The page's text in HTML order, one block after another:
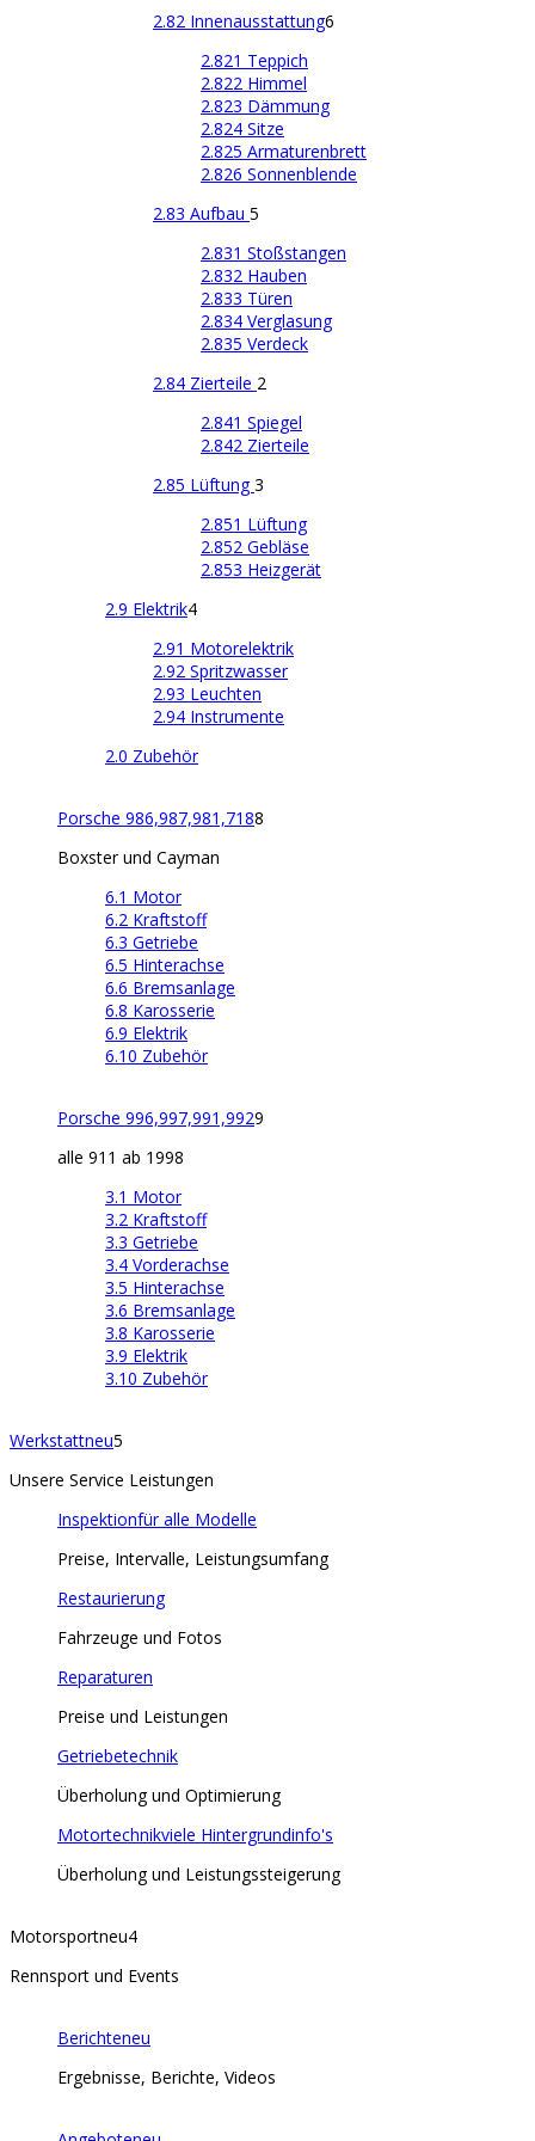
2.82 Innenausstattung6
2.821 Teppich
2.822 Himmel
2.823 Dämmung
2.824 Sitze
2.825 Armaturenbrett
2.826 Sonnenblende
2.83 Aufbau 5
2.831 Stoßstangen
2.832 Hauben
2.833 Türen
2.834 Verglasung
2.835 Verdeck
2.84 Zierteile 2
2.841 Spiegel
2.842 Zierteile
2.85 Lüftung3
2.851 Lüftung
2.852 Gebläse
2.853 Heizgerät
2.9 Elektrik4
2.91 Motorelektrik
2.92 Spritzwasser
2.93 Leuchten
2.94 Instrumente
2.0 Zubehör
Porsche 986,987,981,7188
Boxster und Cayman
6.1 Motor
6.2 Kraftstoff
6.3 Getriebe
6.5 Hinterachse
6.6 Bremsanlage
6.8 Karosserie
6.9 Elektrik
6.10 Zubehör
Porsche 996,997,991,9929
alle 911 ab 1998
3.1 Motor
3.2 Kraftstoff
3.3 Getriebe
3.4 Vorderachse
3.5 Hinterachse
3.6 Bremsanlage
3.8 Karosserie
3.9 Elektrik
3.10 Zubehör
Werkstattneu5
Unsere Service Leistungen
Inspektionfür alle Modelle
Preise, Intervalle, Leistungsumfang
Restaurierung
Fahrzeuge und Fotos
Reparaturen
Preise und Leistungen
Getriebetechnik
Überholung und Optimierung
Motortechnikviele Hintergrundinfo's
Überholung und Leistungssteigerung
Motorsportneu4
Rennsport und Events
Berichteneu
Ergebnisse, Berichte, Videos